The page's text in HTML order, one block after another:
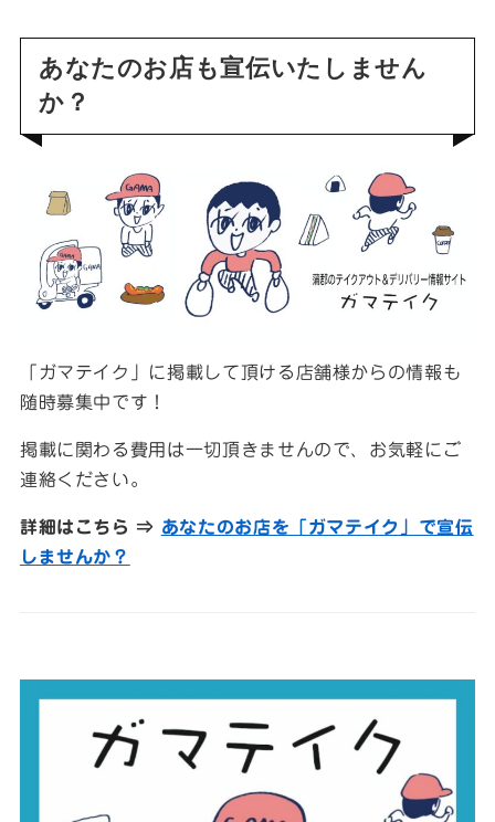
あなたのお店も宣伝いたしません
か？
「ガマテイク」に掲載して頂ける店舗様からの情報も
随時募集中です！
掲載に関わる費用は一切頂きませんので、お気軽にご
連絡ください。
詳細はこちら ⇒ あなたのお店を「ガマテイク」で宣伝
しませんか？